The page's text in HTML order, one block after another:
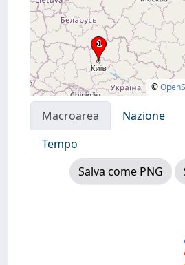
©
Macroarea Nazione
Tempo
Salva come PNG